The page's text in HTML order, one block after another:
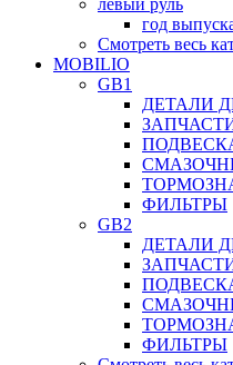
левый руль
год
Смотреть весь
MOBILIO
GB1
ДЕТАЛИ
ФИЛЬТРЫ
GB2
ДЕТАЛИ
ФИЛЬТРЫ